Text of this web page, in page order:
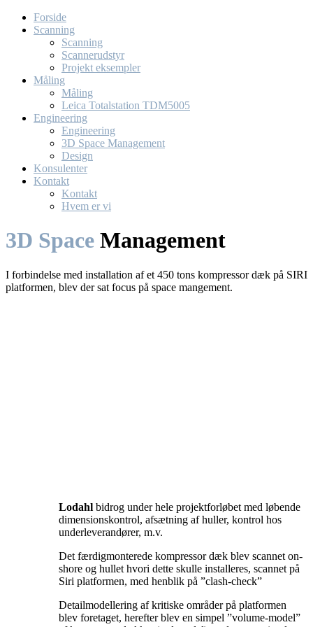
Forside
Scanning
Scanning
Scannerudstyr
Projekt eksempler
Måling
Måling
Leica Totalstation TDM5005
Engineering
Engineering
3D Space Management
Design
Konsulenter
Kontakt
Kontakt
Hvem er vi
3D Space Management
I forbindelse med installation af et 450 tons kompressor dæk på SIRI
platformen, blev der sat focus på space mangement.
Lodahlbidrog under hele projektforløbet med løbende
dimensionskontrol, afsætning af huller, kontrol hos
underleverandører, m.v.
Det færdigmonterede kompressor dæk blev scannet on-
shore og hullet hvori dette skulle installeres, scannet på
Siri platformen, med henblik på ”clash-check”
Detailmodellering af kritiske områder på platformen
blev foretaget, herefter blev en simpel ”volume-model”